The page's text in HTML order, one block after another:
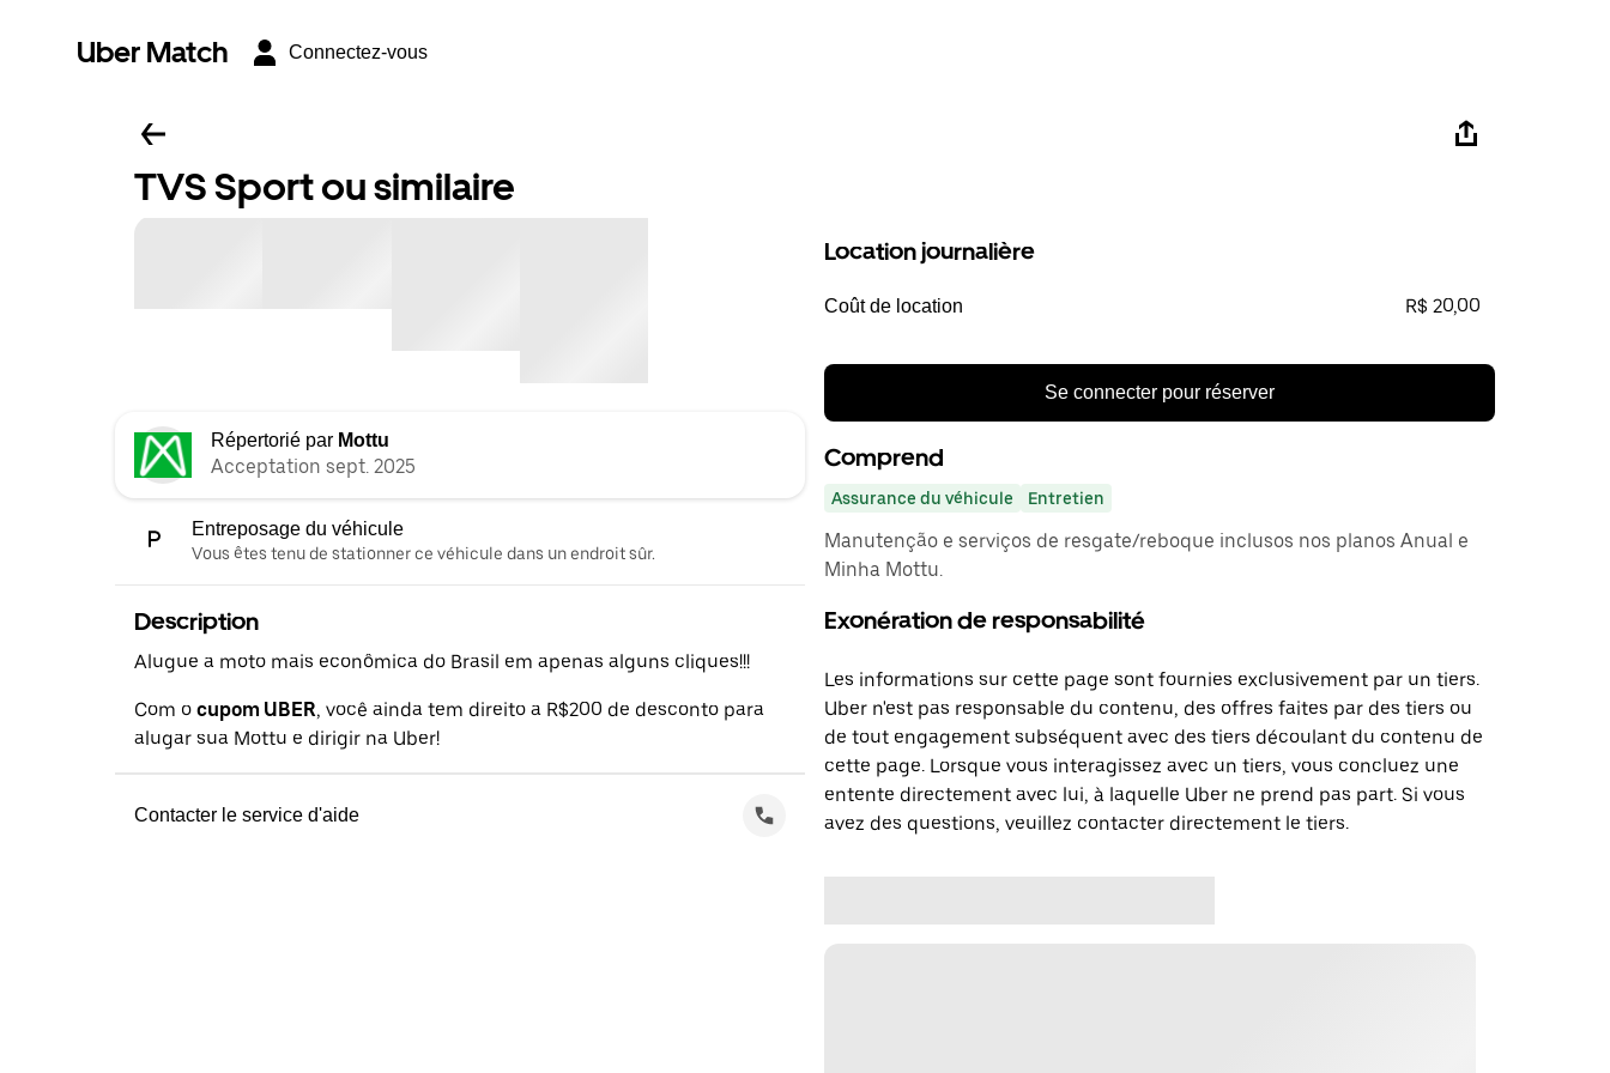
Uber Match Connectez-vous
TVS Sport ou similaire
Répertorié par Mottu
Acceptation sept. 2025
Entreposage du véhicule
Vous êtes tenu de stationner ce véhicule dans un endroit sûr.
Description
Alugue a moto mais econômica do Brasil em apenas alguns cliques!!!
Com o cupom UBER, você ainda tem direito a R$200 de desconto para
alugar sua Mottu e dirigir na Uber!
Contacter le service d'aide
Location journalière
Coût de location R$ 20,00
Se connecter pour réserver
Comprend
Assurance du véhicule Entretien
Manutenção e serviços de resgate/reboque inclusos nos planos Anual e
Minha Mottu.
Exonération de responsabilité
Les informations sur cette page sont fournies exclusivement par un tiers.
Uber n'est pas responsable du contenu, des offres faites par des tiers ou
de tout engagement subséquent avec des tiers découlant du contenu de
cette page. Lorsque vous interagissez avec un tiers, vous concluez une
entente directement avec lui, à laquelle Uber ne prend pas part. Si vous
avez des questions, veuillez contacter directement le tiers.